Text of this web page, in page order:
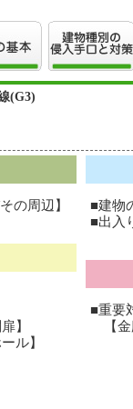
(G3)
の周辺】
】
ル】
■建物
■出入
■重要
【金